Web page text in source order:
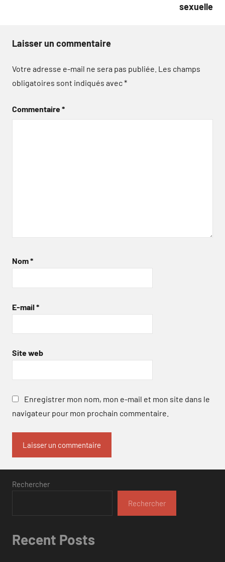
sexuelle
Laisser un commentaire
Votre adresse e-mail ne sera pas publiée. Les champs
obligatoires sont indiqués avec*
Commentaire*
Nom*
E-mail *
Site web
Enregistrer mon nom, mon e-mail et mon site dans le
navigateur pour mon prochain commentaire.
Rechercher
Rechercher
Recent Posts